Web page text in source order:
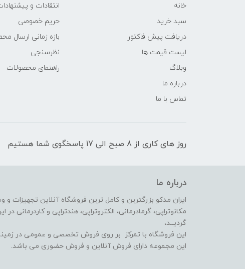
خانه
سبد خرید
دریافت پیش فاکتور
لیست قیمت ها
وبلاگ
درباره ما
تماس با ما
انتقادات و
حریم خصوصی
بازه زمانی ارسال
نظرسنجی
راهنمای محصولات
روز های کاری از 8 صبح الی 17 پاسخگوی شما هستیم
درباره ما
ایران مدکو بزرگترین و کامل ترین فروشگاه آنلاین تجهیزات و
گردیــد،
این فروشگاه با تمرکز بر روی فروش تخصصی و عمومی در
این مجموعه دارای فروش آنلاین و فروش حضوری می باشد.